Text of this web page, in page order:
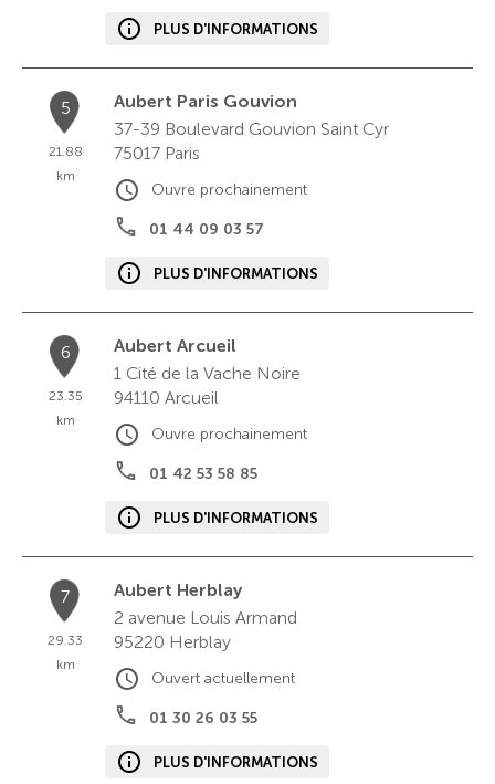
PLUS D'INFORMATIONS
5
21.88
km
Aubert Paris Gouvion
37-39 Boulevard Gouvion Saint Cyr
75017 Paris
01 44 09 03 57
Ouvre prochainement
PLUS D'INFORMATIONS
6
23.35
km
Aubert Arcueil
1 Cité de la Vache Noire
94110 Arcueil
01 42 53 58 85
Ouvre prochainement
PLUS D'INFORMATIONS
7
29.33
km
Aubert Herblay
2 avenue Louis Armand
95220 Herblay
01 30 26 03 55
Ouvert actuellement
PLUS D'INFORMATIONS